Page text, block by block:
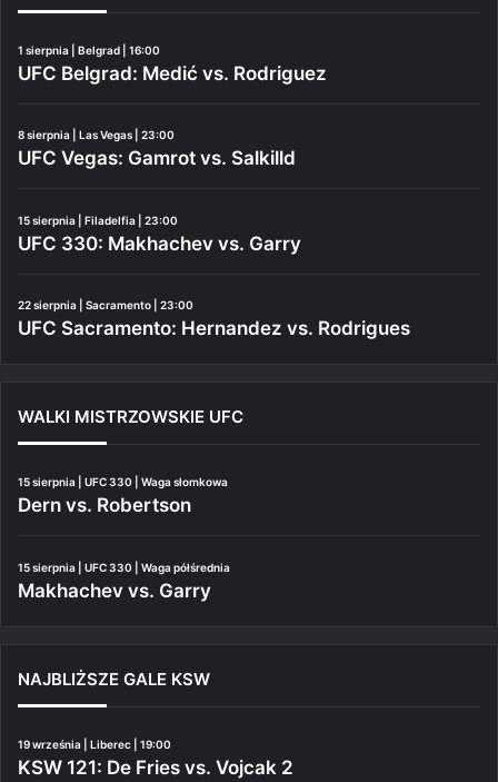
1 sierpnia | Belgrad | 16:00
UFC Belgrad: Medić vs. Rodriguez
8 sierpnia | Las Vegas | 23:00
UFC Vegas: Gamrot vs. Salkilld
15 sierpnia | Filadelfia | 23:00
UFC 330: Makhachev vs. Garry
22 sierpnia | Sacramento | 23:00
UFC Sacramento: Hernandez vs. Rodrigues
WALKI MISTRZOWSKIE UFC
15 sierpnia | UFC 330 | Waga słomkowa
Dern vs. Robertson
15 sierpnia | UFC 330 | Waga półśrednia
Makhachev vs. Garry
NAJBLIŻSZE GALE KSW
19 września | Liberec | 19:00
KSW 121: De Fries vs. Vojcak 2